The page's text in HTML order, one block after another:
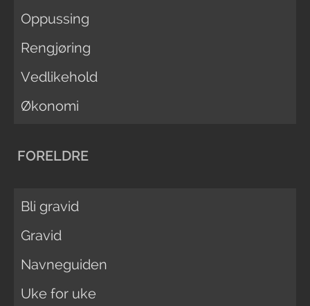
Oppussing
Rengjøring
Vedlikehold
Økonomi
FORELDRE
Bli gravid
Gravid
Navneguiden
Uke for uke